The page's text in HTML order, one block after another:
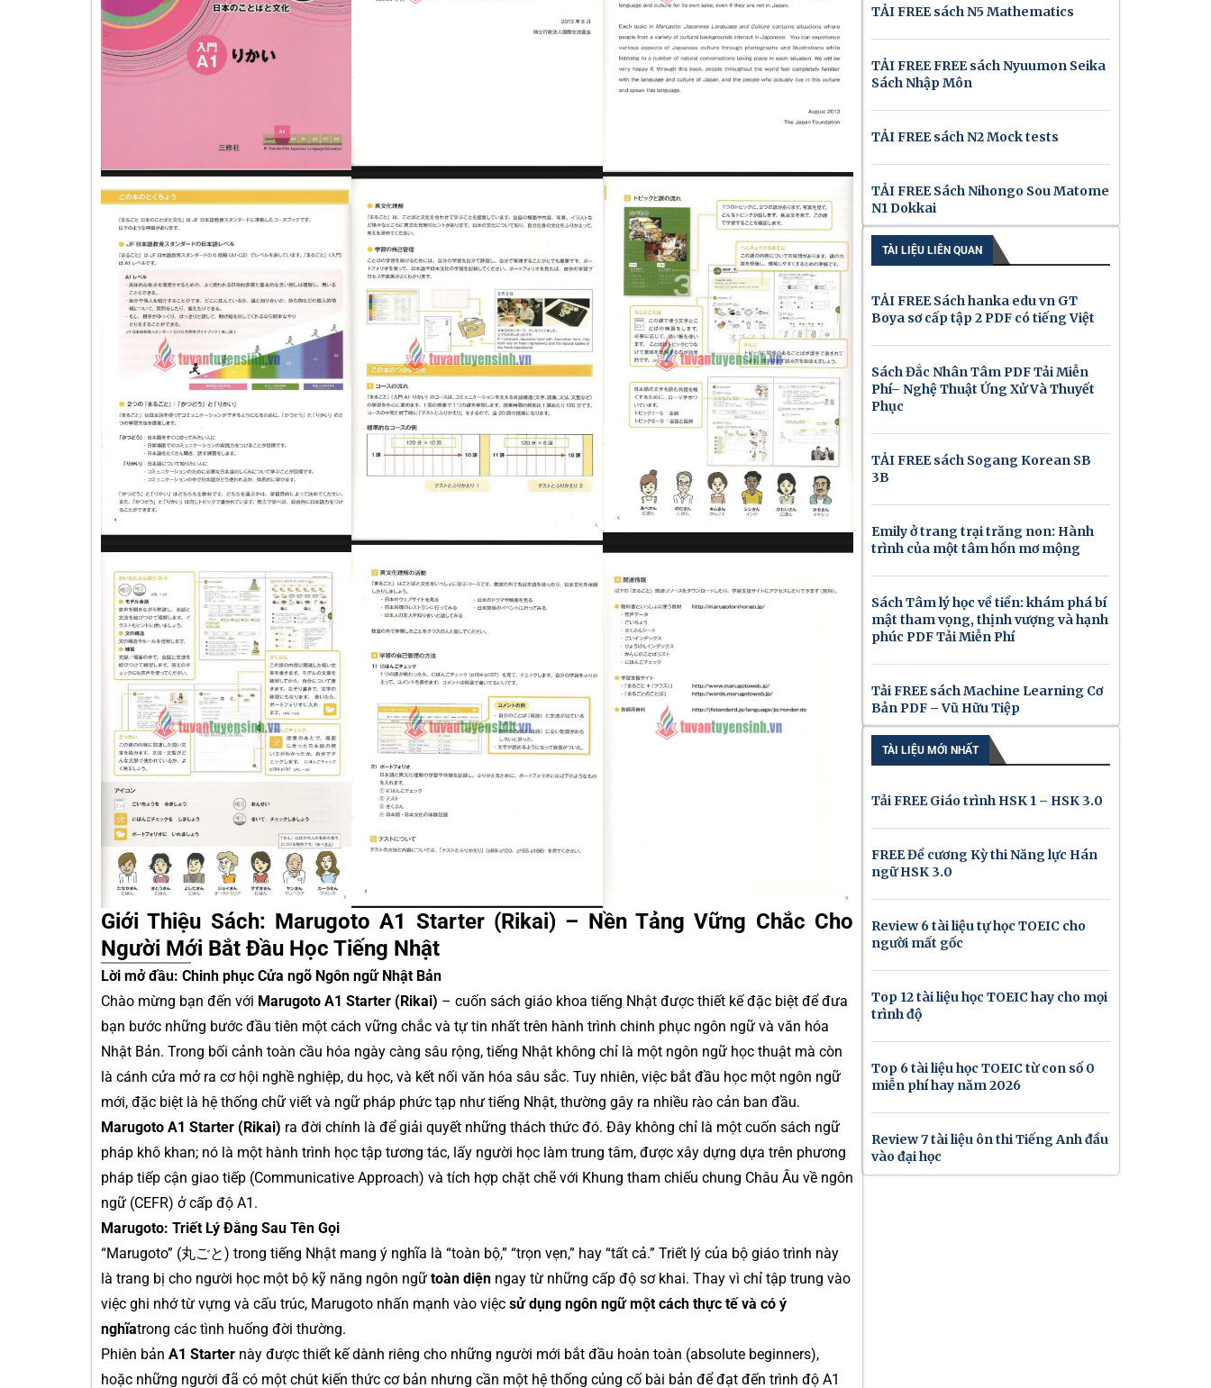
Giới Thiệu Sách: Marugoto A1 Starter (Rikai) – Nền Tảng Vững Chắc Cho
Người Mới Bắt Đầu Học Tiếng Nhật
Lời mở đầu: Chinh phục Cửa ngõ Ngôn ngữ Nhật Bản
Chào mừng bạn đến với Marugoto A1 Starter (Rikai) – cuốn sách giáo khoa tiếng Nhật được thiết kế đặc biệt để đưa
bạn bước những bước đầu tiên một cách vững chắc và tự tin nhất trên hành trình chinh phục ngôn ngữ và văn hóa
Nhật Bản. Trong bối cảnh toàn cầu hóa ngày càng sâu rộng, tiếng Nhật không chỉ là một ngôn ngữ học thuật mà còn
là cánh cửa mở ra cơ hội nghề nghiệp, du học, và kết nối văn hóa sâu sắc. Tuy nhiên, việc bắt đầu học một ngôn ngữ
mới, đặc biệt là hệ thống chữ viết và ngữ pháp phức tạp như tiếng Nhật, thường gây ra nhiều rào cản ban đầu.
Marugoto A1 Starter (Rikai) ra đời chính là để giải quyết những thách thức đó. Đây không chỉ là một cuốn sách ngữ
pháp khô khan; nó là một hành trình học tập tương tác, lấy người học làm trung tâm, được xây dựng dựa trên phương
pháp tiếp cận giao tiếp (Communicative Approach) và tích hợp chặt chẽ với Khung tham chiếu chung Châu Âu về ngôn
ngữ (CEFR) ở cấp độ A1.
Marugoto: Triết Lý Đằng Sau Tên Gọi
“Marugoto” (丸ごと) trong tiếng Nhật mang ý nghĩa là “toàn bộ,” “trọn vẹn,” hay “tất cả.” Triết lý của bộ giáo trình này
là trang bị cho người học một bộ kỹ năng ngôn ngữ toàn diện ngay từ những cấp độ sơ khai. Thay vì chỉ tập trung vào
việc ghi nhớ từ vựng và cấu trúc, Marugoto nhấn mạnh vào việc sử dụng ngôn ngữ một cách thực tế và có ý
nghĩatrong các tình huống đời thường.
Phiên bản A1 Starter này được thiết kế dành riêng cho những người mới bắt đầu hoàn toàn (absolute beginners),
hoặc những người đã có một chút kiến thức cơ bản nhưng cần một hệ thống củng cố bài bản để đạt đến trình độ A1
TẢI FREE sách N5 Mathematics
TẢI FREE FREE sách Nyuumon Seika
Sách Nhập Môn
TẢI FREE sách N2 Mock tests
TẢI FREE Sách Nihongo Sou Matome
N1 Dokkai
TÀI LIỆU LIÊN QUAN
TẢI FREE Sách hanka edu vn GT
Boya sơ cấp tập 2 PDF có tiếng Việt
Sách Đắc Nhân Tâm PDF Tải Miễn
Phí– Nghệ Thuật Ứng Xử Và Thuyết
Phục
TẢI FREE sách Sogang Korean SB
3B
Emily ở trang trại trăng non: Hành
trình của một tâm hồn mơ mộng
Sách Tâm lý học về tiền: khám phá bí
mật tham vọng, thịnh vượng và hạnh
phúc PDF Tải Miễn Phí
Tải FREE sách Machine Learning Cơ
Bản PDF – Vũ Hữu Tiệp
TÀI LIỆU MỚI NHẤT
Tải FREE Giáo trình HSK 1 – HSK 3.0
FREE Đề cương Kỳ thi Năng lực Hán
ngữ HSK 3.0
Review 6 tài liệu tự học TOEIC cho
người mất gốc
Top 12 tài liệu học TOEIC hay cho mọi
trình độ
Top 6 tài liệu học TOEIC từ con số 0
miễn phí hay năm 2026
Review 7 tài liệu ôn thi Tiếng Anh đầu
vào đại học